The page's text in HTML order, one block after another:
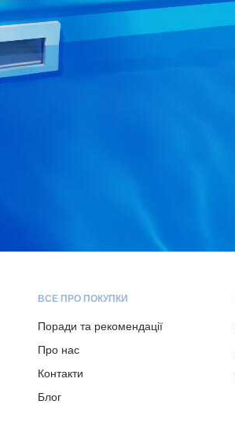
ВСЕ ПРО ПОКУПКИ
Поради та рекомендації
Про нас
Контакти
Блог